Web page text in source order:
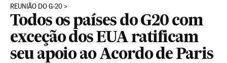
REUNIÃO DO G-20
Todos os países do G20 com
exceção dos EUA ratificam
seu apoio ao Acordo de Paris